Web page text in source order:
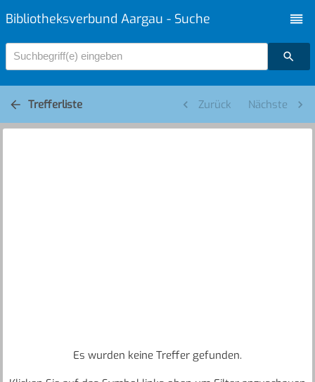
Bibliotheksverbund Aargau - Suche
Suchbegriff(e) eingeben
Trefferliste Zurück Nächste
Es wurden keine Treffer gefunden.